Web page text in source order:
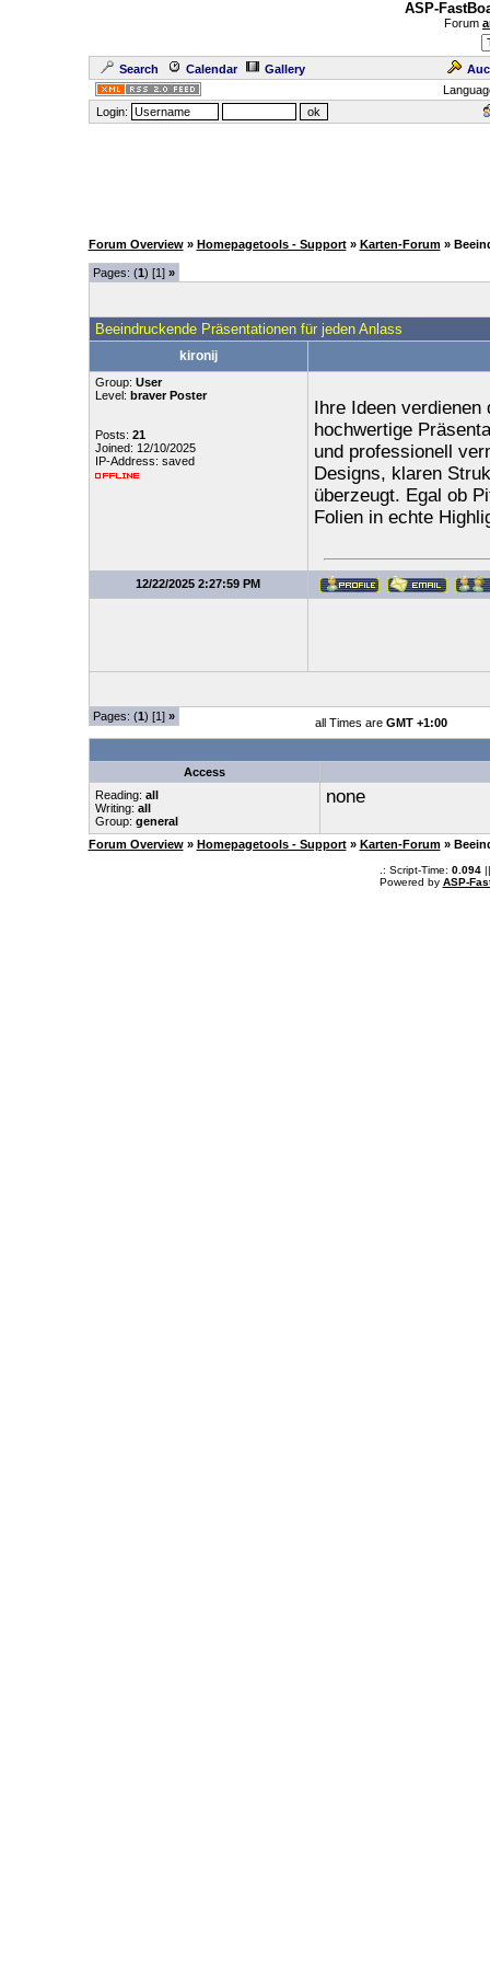
ASP-
Forum
Search Calendar Gallery
Login:
Forum Overview » Homepagetools - Support » Karten-Forum »
Pages: (1) [1] »
Beeindruckende Präsentationen für jeden Anlass
kironij
Group: User
Level: braver Poster
Posts: 21
Joined: 12/10/2025
IP-Address: saved
Ihre Ideen
hochwertige
und professionell
Designs, klaren
überzeugt. Egal ob
Folien in echte
12/22/2025 2:27:59 PM
Pages: (1) [1] » all Times are GMT +1:00
Access
Reading: all
Writing: all
Group: general
none
Forum Overview » Homepagetools - Support » Karten-Forum »
.: Script-Time: 0.094||
Powered by ASP-